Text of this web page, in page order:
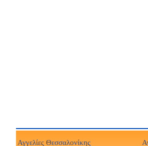
Αγγελίες Θεσσαλονίκης